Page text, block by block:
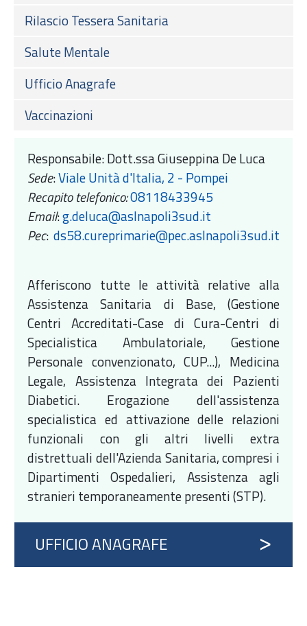
Rilascio Tessera Sanitaria
Salute Mentale
Ufficio Anagrafe
Vaccinazioni
Responsabile: Dott.ssa Giuseppina De Luca
Sede:Viale Unità d'Italia, 2 - Pompei
Recapito telefonico:08118433945
Email:g.deluca@aslnapoli3sud.it
Pec: ds58.cureprimarie@pec.aslnapoli3sud.it
Afferiscono tutte le attività relative alla
Assistenza Sanitaria di Base, (Gestione
Centri Accreditati-Case di Cura-Centri di
Specialistica Ambulatoriale, Gestione
Personale convenzionato, CUP...), Medicina
Legale, Assistenza Integrata dei Pazienti
Diabetici. Erogazione dell'assistenza
specialistica ed attivazione delle relazioni
funzionali con gli altri livelli extra
distrettuali dell'Azienda Sanitaria, compresi i
Dipartimenti Ospedalieri, Assistenza agli
stranieri temporaneamente presenti (STP).
UFFICIO ANAGRAFE